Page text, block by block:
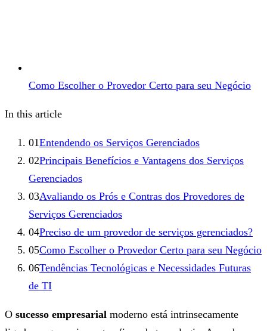
Como Escolher o Provedor Certo para seu Negócio
In this article
01Entendendo os Serviços Gerenciados
02Principais Benefícios e Vantagens dos Serviços
Gerenciados
03Avaliando os Prós e Contras dos Provedores de
Serviços Gerenciados
04Preciso de um provedor de serviços gerenciados?
05Como Escolher o Provedor Certo para seu Negócio
06Tendências Tecnológicas e Necessidades Futuras
de TI
O sucesso empresarial moderno está intrinsecamente